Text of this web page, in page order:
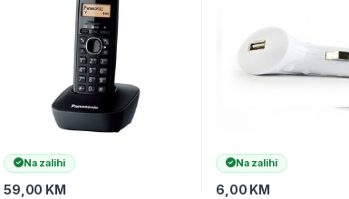
Na zalihi
59,00 KM
Na zalihi
6,00 KM